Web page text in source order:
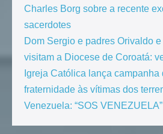
Charles Borg sobre a recente
sacerdotes
Dom Sergio e padres Orivaldo
visitam a Diocese de Coroatá:
Igreja Católica lança
fraternidade às vítimas dos
Venezuela: “SOS VENEZUELA”